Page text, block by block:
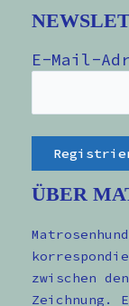
E-Mail-
ÜBER
zwischen
Zeichnung.